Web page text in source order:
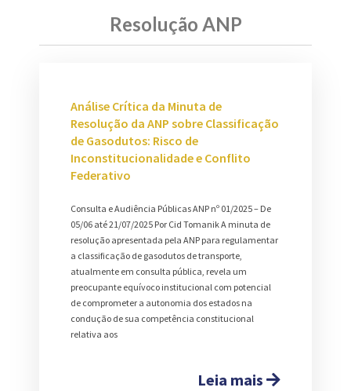
Resolução ANP
Análise Crítica da Minuta de
Resolução da ANP sobre Classificação
de Gasodutos: Risco de
Inconstitucionalidade e Conflito
Federativo
Consulta e Audiência Públicas ANP nº 01/2025 – De
05/06 até 21/07/2025 Por Cid Tomanik A minuta de
resolução apresentada pela ANP para regulamentar
a classificação de gasodutos de transporte,
atualmente em consulta pública, revela um
preocupante equívoco institucional com potencial
de comprometer a autonomia dos estados na
condução de sua competência constitucional
relativa aos
Leia mais